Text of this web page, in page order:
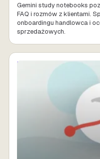
Gemini study notebooks
FAQ i rozmów z klientami.
onboardingu handlowca i
sprzedażowych.
MARKETING AI